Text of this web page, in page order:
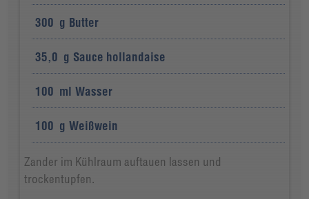
300 g Butter
35,0 g Sauce hollandaise
100 ml Wasser
100 g Weißwein
Zander im Kühlraum auftauen lassen und
trockentupfen.